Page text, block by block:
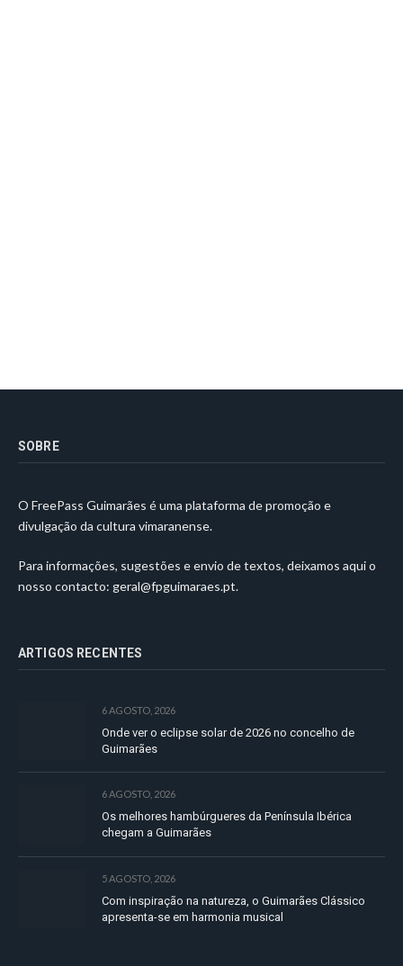
SOBRE
O FreePass Guimarães é uma plataforma de promoção e
divulgação da cultura vimaranense.
Para informações, sugestões e envio de textos, deixamos aqui o
nosso contacto: geral@fpguimaraes.pt.
ARTIGOS RECENTES
6 AGOSTO, 2026
Onde ver o eclipse solar de 2026 no concelho de
Guimarães
6 AGOSTO, 2026
Os melhores hambúrgueres da Península Ibérica
chegam a Guimarães
5 AGOSTO, 2026
Com inspiração na natureza, o Guimarães Clássico
apresenta-se em harmonia musical